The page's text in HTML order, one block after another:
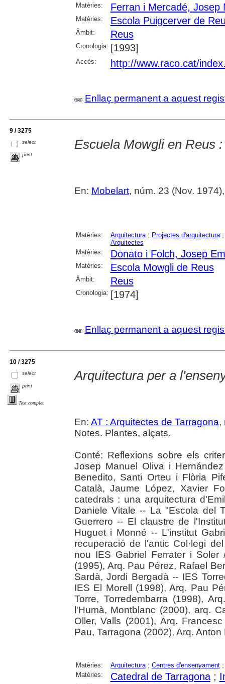
Matèries:
Ferran i Mercadé, Josep
Matèries: Escola Puigcerver de
Àmbit: Reus
Cronologia: [1993]
Accés: http://www.raco.cat/
Enllaç permanent a aquest
9 / 3275
select
print
Escuela Mowgli en Reus
En: Mobelart, núm. 23 (Nov.
Matèries: Arquitectura; Projectes d'arquitectura
Arquitectes
Matèries:
Donato i Folch, Josep
Matèries: Escola Mowgli de Reus
Àmbit: Reus
Cronologia: [1974]
Enllaç permanent a aquest
10 / 3275
select
print
Text complet
Arquitectura per a
En: AT : Arquitectes de Tarragona,
Notes. Plantes, alçats.
Conté: Reflexions sobre els
Josep Manuel Oliva i
Benedito, Santi Orteu i Flòria
Català, Jaume López, Xavier
catedrals : una arquitectura
Daniele Vitale -- La "Escola del
Guerrero -- El claustre de
Huguet i Monné -- L'institut
recuperació de l'antic Col·legi
nou IES Gabriel Ferrater i
(1995), Arq. Pau Pérez, Rafael
Sardà, Jordi Bergadà -- IES
IES El Morell (1998), Arq. Pau
Torre, Torredembarra (1998),
l'Humà, Montblanc (2000), arq.
Oller, Valls (2001), Arq.
Pau, Tarragona (2002), Arq. Anton
Matèries: Arquitectura; Centres d'ensenyament
Matèries:
Catedral de Tarragona;